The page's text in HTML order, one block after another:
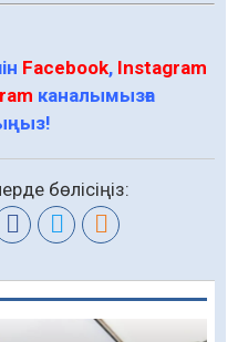
Facebook, Instagram
каналымызға
бөлісіңіз: